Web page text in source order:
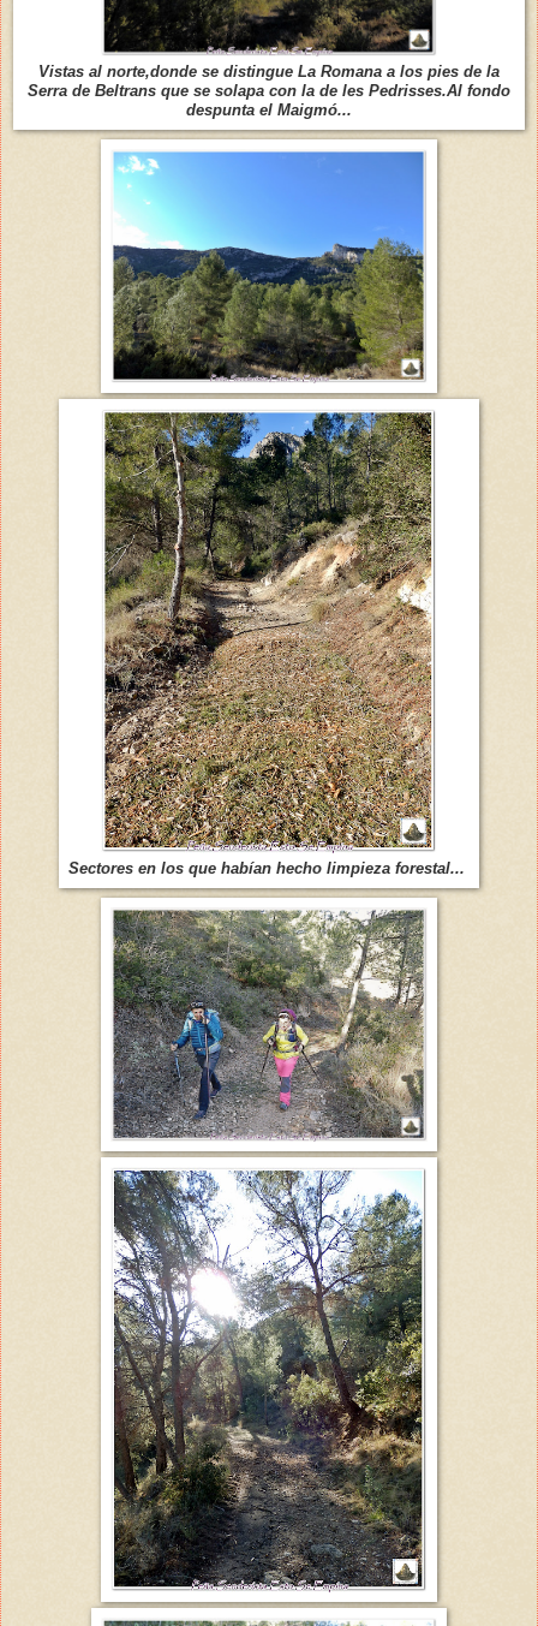
Vistas al norte,donde se distingue La Romana a los pies de la
Serra de Beltrans que se solapa con la de les Pedrisses.Al fondo
despunta el Maigmó...
Sectores en los que habían hecho limpieza forestal...